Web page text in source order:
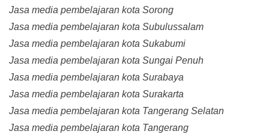
Jasa media pembelajaran kota Sorong
Jasa media pembelajaran kota Subulussalam
Jasa media pembelajaran kota Sukabumi
Jasa media pembelajaran kota Sungai Penuh
Jasa media pembelajaran kota Surabaya
Jasa media pembelajaran kota Surakarta
Jasa media pembelajaran kota Tangerang Selatan
Jasa media pembelajaran kota Tangerang